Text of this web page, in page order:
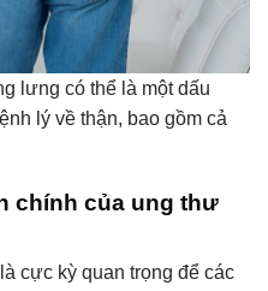
lưng có thể là một dấu
lý về thận, bao gồm cả
chính của ung thư
cực kỳ quan trọng để các